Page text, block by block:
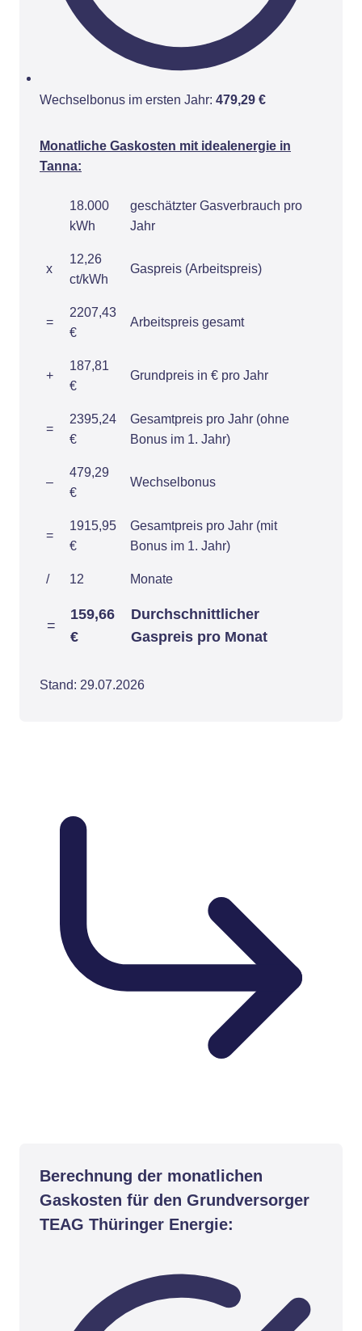
Wechselbonus im ersten Jahr: 479,29 €
Monatliche Gaskosten mit idealenergie in
Tanna:
18.000
kWh
geschätzter Gasverbrauch pro
Jahr
x
12,26
ct/kWh
Gaspreis (Arbeitspreis)
=
2207,43
€
Arbeitspreis gesamt
+
187,81
€
Grundpreis in € pro Jahr
=
2395,24
€
Gesamtpreis pro Jahr (ohne
Bonus im 1. Jahr)
–
479,29
€
Wechselbonus
=
1915,95
€
Gesamtpreis pro Jahr (mit
Bonus im 1. Jahr)
/ 12 Monate
=
159,66
€
Durchschnittlicher
Gaspreis pro Monat
Stand: 29.07.2026
Berechnung der monatlichen
Gaskosten für den Grundversorger
TEAG Thüringer Energie: